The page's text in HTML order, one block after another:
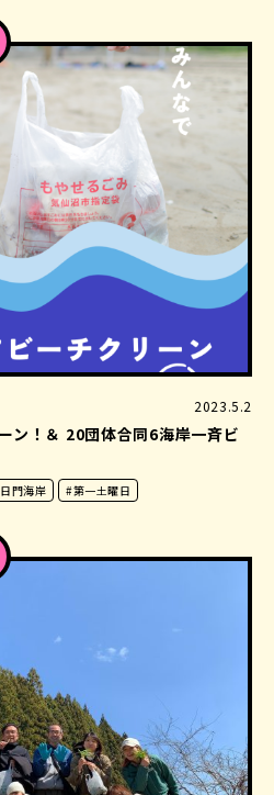
2023.5.2
！＆ 20団体合同6海岸一斉ビ
門海岸 #第一土曜日